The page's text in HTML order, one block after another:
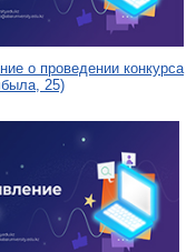
о проведении конкурса
25)